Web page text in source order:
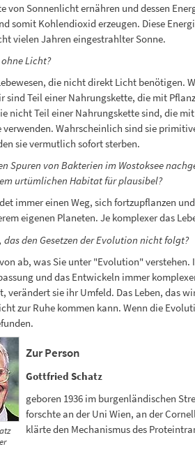
von Sonnenlicht ernähren und dessen
somit Kohlendioxid erzeugen. Diese
vielen Jahren eingestrahlter Sonne.
Licht?
die nicht direkt Licht benötigen.
sind Teil einer Nahrungskette, die mit
nicht Teil einer Nahrungskette sind, die
verwenden. Wahrscheinlich sind sie
sie vermutlich sofort sterben.
Spuren von Bakterien im Wostoksee
urtümlichen Habitat für plausibel?
immer einen Weg, sich fortzupflanzen
eigenen Planeten. Je komplexer das
das den Gesetzen der Evolution nicht folgt?
ab, was Sie unter "Evolution"
und das Entwickeln immer
verändert sie ihr Umfeld. Das Leben, das
zur Ruhe kommen kann. Wenn die
Zur Person
Gottfried Schatz
geboren 1936 im burgenländischen
forschte an der Uni Wien, an der
klärte den Mechanismus des